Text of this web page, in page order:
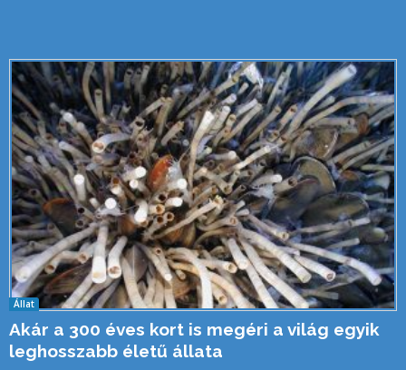
Állat
Akár a 300 éves kort is megéri a világ egyik
leghosszabb életű állata